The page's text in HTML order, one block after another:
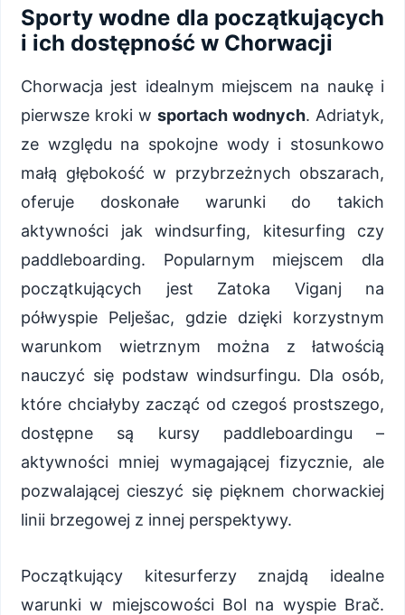
Sporty wodne dla początkujących
i ich dostępność w Chorwacji
Chorwacja jest idealnym miejscem na naukę i
pierwsze kroki w sportach wodnych. Adriatyk,
ze względu na spokojne wody i stosunkowo
małą głębokość w przybrzeżnych obszarach,
oferuje doskonałe warunki do takich
aktywności jak windsurfing, kitesurfing czy
paddleboarding. Popularnym miejscem dla
początkujących jest Zatoka Viganj na
półwyspie Pelješac, gdzie dzięki korzystnym
warunkom wietrznym można z łatwością
nauczyć się podstaw windsurfingu. Dla osób,
które chciałyby zacząć od czegoś prostszego,
dostępne są kursy paddleboardingu –
aktywności mniej wymagającej fizycznie, ale
pozwalającej cieszyć się pięknem chorwackiej
linii brzegowej z innej perspektywy.
Początkujący kitesurferzy znajdą idealne
warunki w miejscowości Bol na wyspie Brač.